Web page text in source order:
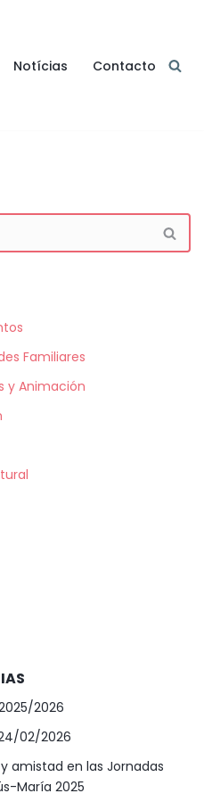
Notícias Contacto
Familiares
y Animación
2026
02/2026
amistad en las Jornadas
María 2025